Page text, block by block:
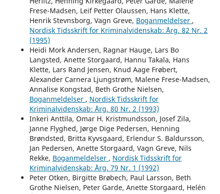
Frese-Madsen, Leif Petter Olaussen, Hans Klette,
Henrik Stevnsborg, Vagn Greve, Boganmeldelser ,
Nordisk Tidsskrift for Kriminalvidenskab: Årg. 82 Nr. 2
(1995)
Heidi Mork Andersen, Ragnar Hauge, Lars Bo
Langsted, Anette Storgaard, Hannu Takala, Hans
Klette, Lars Rand Jensen, Knud Aage Frøbert,
Alexander Carnera Ljungstrøm, Malene Frese-Madsen,
Annalise Kongstad, Beth Grothe Nielsen,
Boganmeldelser , Nordisk Tidsskrift for
Kriminalvidenskab: Årg. 80 Nr. 2 (1993)
Inkeri Anttila, Omar H. Kristmundsson, Josef Zila,
Janne Flyghed, Jørge Dige Pedersen, Henning
Brøndsted, Britta Kyvsgaard, Erlendur S. Baldursson,
Jan Pedersen, Anette Storgaard, Vagn Greve, Nils
Rekke, Boganmeldelser , Nordisk Tidsskrift for
Kriminalvidenskab: Årg. 79 Nr. 1 (1992)
Peter Otken, Birgitte Brøbech, Paul Larsson, Beth
Grothe Nielsen, Peter Garde, Anette Storgaard, Helén